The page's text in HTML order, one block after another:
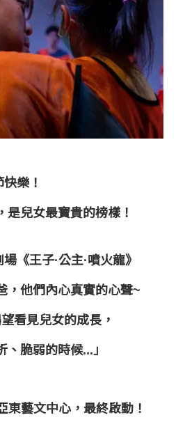
樂！
是兒女最寶貴的榜樣！
《王子·公主·噴火龍》
，他們內心真實的心聲~
看見兒女的成長，
、脆弱的時候...｣
東藝文中心，最終啟動！